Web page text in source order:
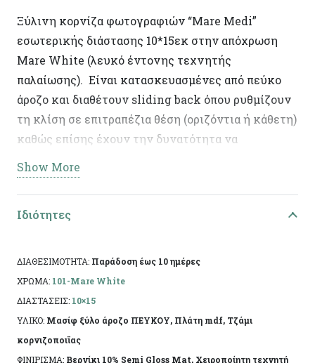
Ξύλινη κορνίζα φωτογραφιών “Mare Medi”
εσωτερικής διάστασης 10*15εκ στην απόχρωση
Mare White (λευκό έντονης τεχνητής
παλαίωσης). Είναι κατασκευασμένες από πεύκο
άροζο και διαθέτουν sliding back όπου ρυθμίζουν
τη κλίση σε επιτραπέζια θέση (οριζόντια ή κάθετη)
καθώς επίσης έχουν την δυνατότητα να
κρεμαστούν στον τοίχο. Χαρακτηριστικό των
κορνιζών Mare είναι η έντονη τεχνητή παλαίωση
και τα “χτυπήματα” σε όλη την επιφάνεια.
Ελληνικής κατασκευής, με χειροποίητη τεχνητή
προστατευτικό βερνίκι. Η πρώτη ύλη επιτρέπει να
εμφανίζονται τυχόν νερά ή ρόζοι. Το αντικείμενο
ενδέχεται να φέρει ελάχιστες αποκλίσεις ανά
προϊόν λόγω της χειροποίητης κατασκευής του.
Show More
Ιδιότητες
ΔΙΑΘΕΣΙΜΟΤΗΤΑ: Παράδοση έως 10 ημέρες
ΧΡΩΜΑ: 101-Mare White
ΔΙΑΣΤΑΣΕΙΣ: 10×15
ΥΛΙΚΟ: Μασίφ ξύλο άροζο ΠΕΥΚΟΥ, Πλάτη mdf, Τζάμι
κορνιζοποιϊας
ΦΙΝΙΡΙΣΜΑ: Βερνίκι 10% Semi Gloss Mat, Χειροποίητη τεχνητή